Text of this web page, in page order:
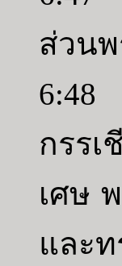
ส่วน
6:48
กรร
เศษ
และท